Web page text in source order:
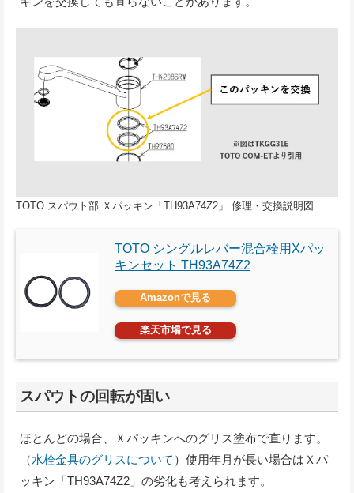
TOTO スパウト部 Ｘパッキン「TH93A74Z2」 修理・交換説明図
TOTO シングルレバー混合栓用Xパッ
キンセット TH93A74Z2
Amazonで見る
楽天市場で見る
スパウトの回転が固い
ほとんどの場合、Ｘパッキンへのグリス塗布で直ります。
（水栓金具のグリスについて ）使用年月が長い場合はＸパ
ッキン「TH93A74Z2」の劣化も考えられます。